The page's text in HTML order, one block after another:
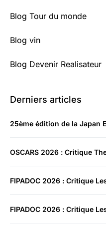
Blog Tour du monde
Blog vin
Blog Devenir Realisateur
Derniers articles
25ème édition de la Japan
OSCARS 2026 : Critique
FIPADOC 2026 : Critique
FIPADOC 2026 : Critique